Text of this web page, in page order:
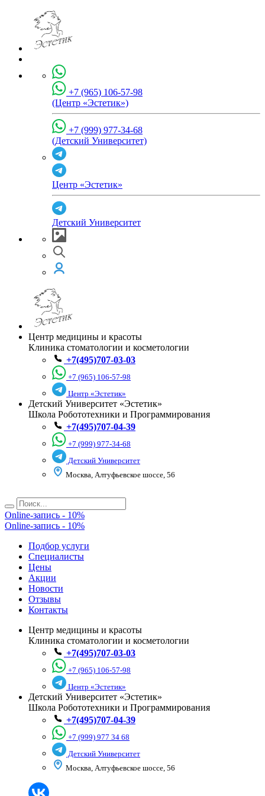
+7 (965) 106-57-98
(Центр «Эстетик»)
+7 (999) 977-34-68
(Детский Университет)
Центр «Эстетик»
Детский Университет
Центр медицины и красоты
Клиника стоматологии и косметологии
+7(495)707-03-03
+7 (965) 106-57-98
Центр «Эстетик»
Детский Университет «Эстетик»
Школа Робототехники и Программирования
+7(495)707-04-39
+7 (999) 977-34-68
Детский Университет
Москва, Алтуфьевское шоссе, 56
Online-запись - 10%
Online-запись - 10%
Подбор услуги
Специалисты
Цены
Акции
Новости
Отзывы
Контакты
Центр медицины и красоты
Клиника стоматологии и косметологии
+7(495)707-03-03
+7 (965) 106-57-98
Центр «Эстетик»
Детский Университет «Эстетик»
Школа Робототехники и Программирования
+7(495)707-04-39
+7 (999) 977 34 68
Детский Университет
Москва, Алтуфьевское шоссе, 56